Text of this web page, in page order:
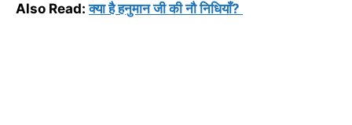
Also Read:क्या है हनुमान जी की नौ निधियाँ?